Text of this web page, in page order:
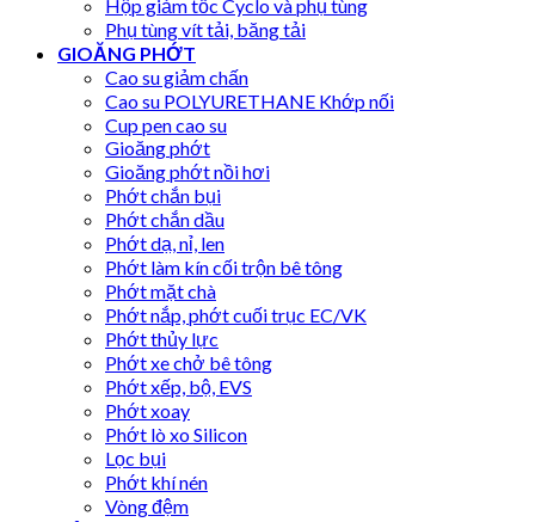
Hộp giảm tốc Cyclo và phụ tùng
Phụ tùng vít tải, băng tải
GIOĂNG PHỚT
Cao su giảm chấn
Cao su POLYURETHANE Khớp nối
Cup pen cao su
Gioăng phớt
Gioăng phớt nồi hơi
Phớt chắn bụi
Phớt chắn dầu
Phớt dạ, nỉ, len
Phớt làm kín cối trộn bê tông
Phớt mặt chà
Phớt nắp, phớt cuối trục EC/VK
Phớt thủy lực
Phớt xe chở bê tông
Phớt xếp, bộ, EVS
Phớt xoay
Phớt lò xo Silicon
Lọc bụi
Phớt khí nén
Vòng đệm